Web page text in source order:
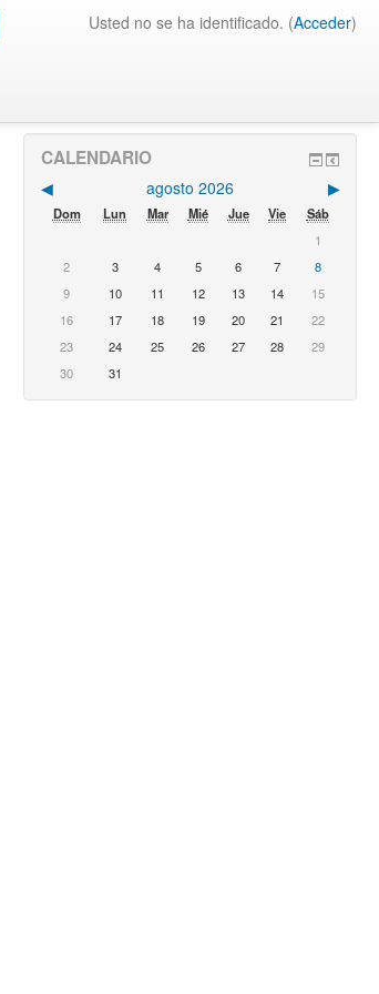
Usted no se ha identificado. (Acceder)
CALENDARIO
◀︎ agosto 2026 ▶︎
Dom Lun Mar Mié Jue Vie
Sáb
1
2
3 4 5 6 7
8
9
10 11 12 13 14
15
16
17 18 19 20 21
22
23
24 25 26 27 28
29
30
31